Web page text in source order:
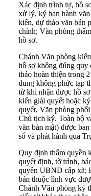
Xác định trình tự, hồ
xử lý, ký ban hành
kiến, dự thảo văn bản
chính; Văn phòng
hồ sơ.
Chánh Văn phòng
hồ sơ không đúng quy
thảo hoàn thiện trong
dung không phức tạp
từ khi nhận được hồ
kiến giải quyết hoặc
quyết, Văn phòng
Chủ tịch ký. Toàn bộ
văn bản mật) được
số và phát hành qua
Quy định thẩm quyền
quyết định, tờ trình,
quyền UBND cấp xã;
bản thuộc lĩnh vực
Chánh Văn phòng ký